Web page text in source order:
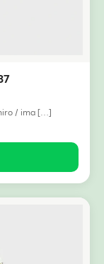
/ ima […]